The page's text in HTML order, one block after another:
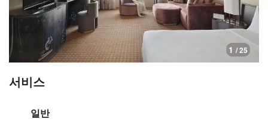
1 / 25
서비스
일반